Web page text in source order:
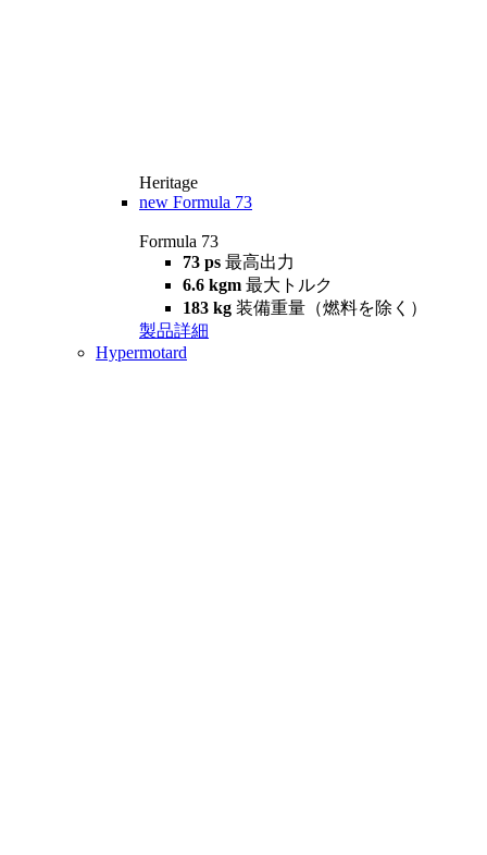
Heritage
new Formula 73
Formula 73
73 ps 最高出力
6.6 kgm 最大トルク
183 kg 装備重量（燃料を除く）
製品詳細
Hypermotard